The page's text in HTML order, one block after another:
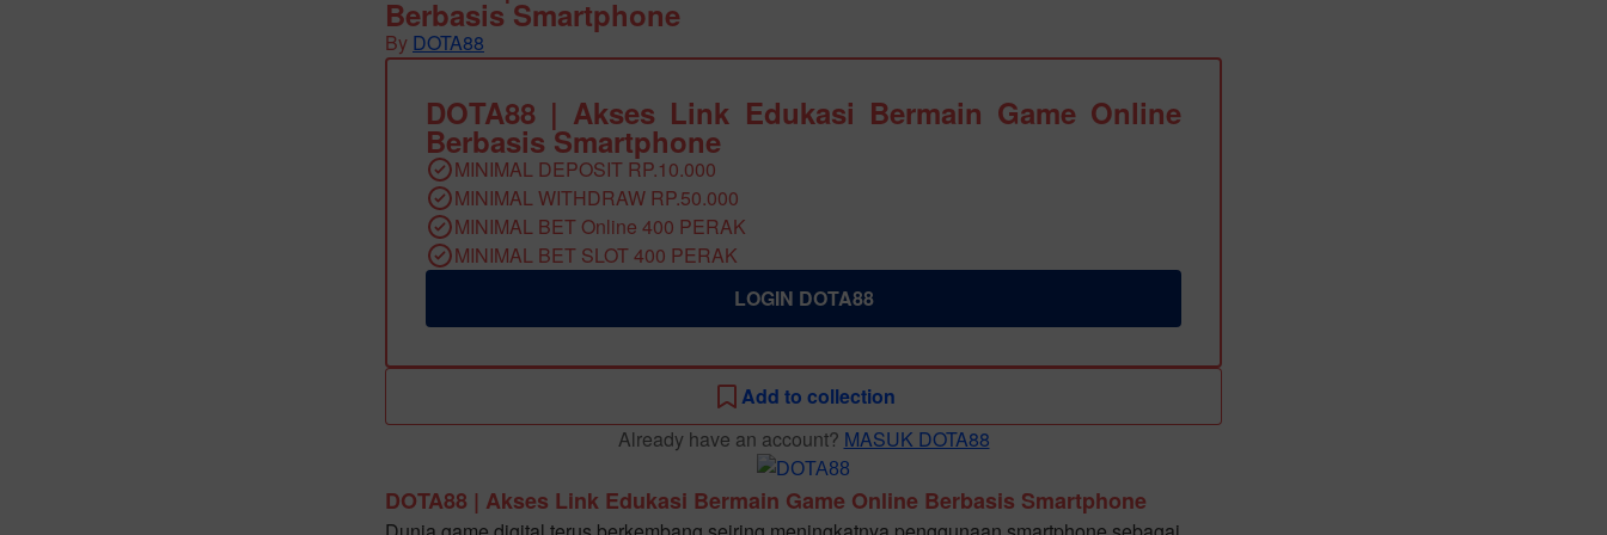
Berbasis Smartphone
By DOTA88
DOTA88 | Akses Link Edukasi Bermain Game Online
Berbasis Smartphone
MINIMAL DEPOSIT RP.10.000
MINIMAL WITHDRAW RP.50.000
MINIMAL BET Online 400 PERAK
MINIMAL BET SLOT 400 PERAK
LOGIN DOTA88
Add to collection
Already have an account? MASUK DOTA88
DOTA88 | Akses Link Edukasi Bermain Game Online Berbasis Smartphone